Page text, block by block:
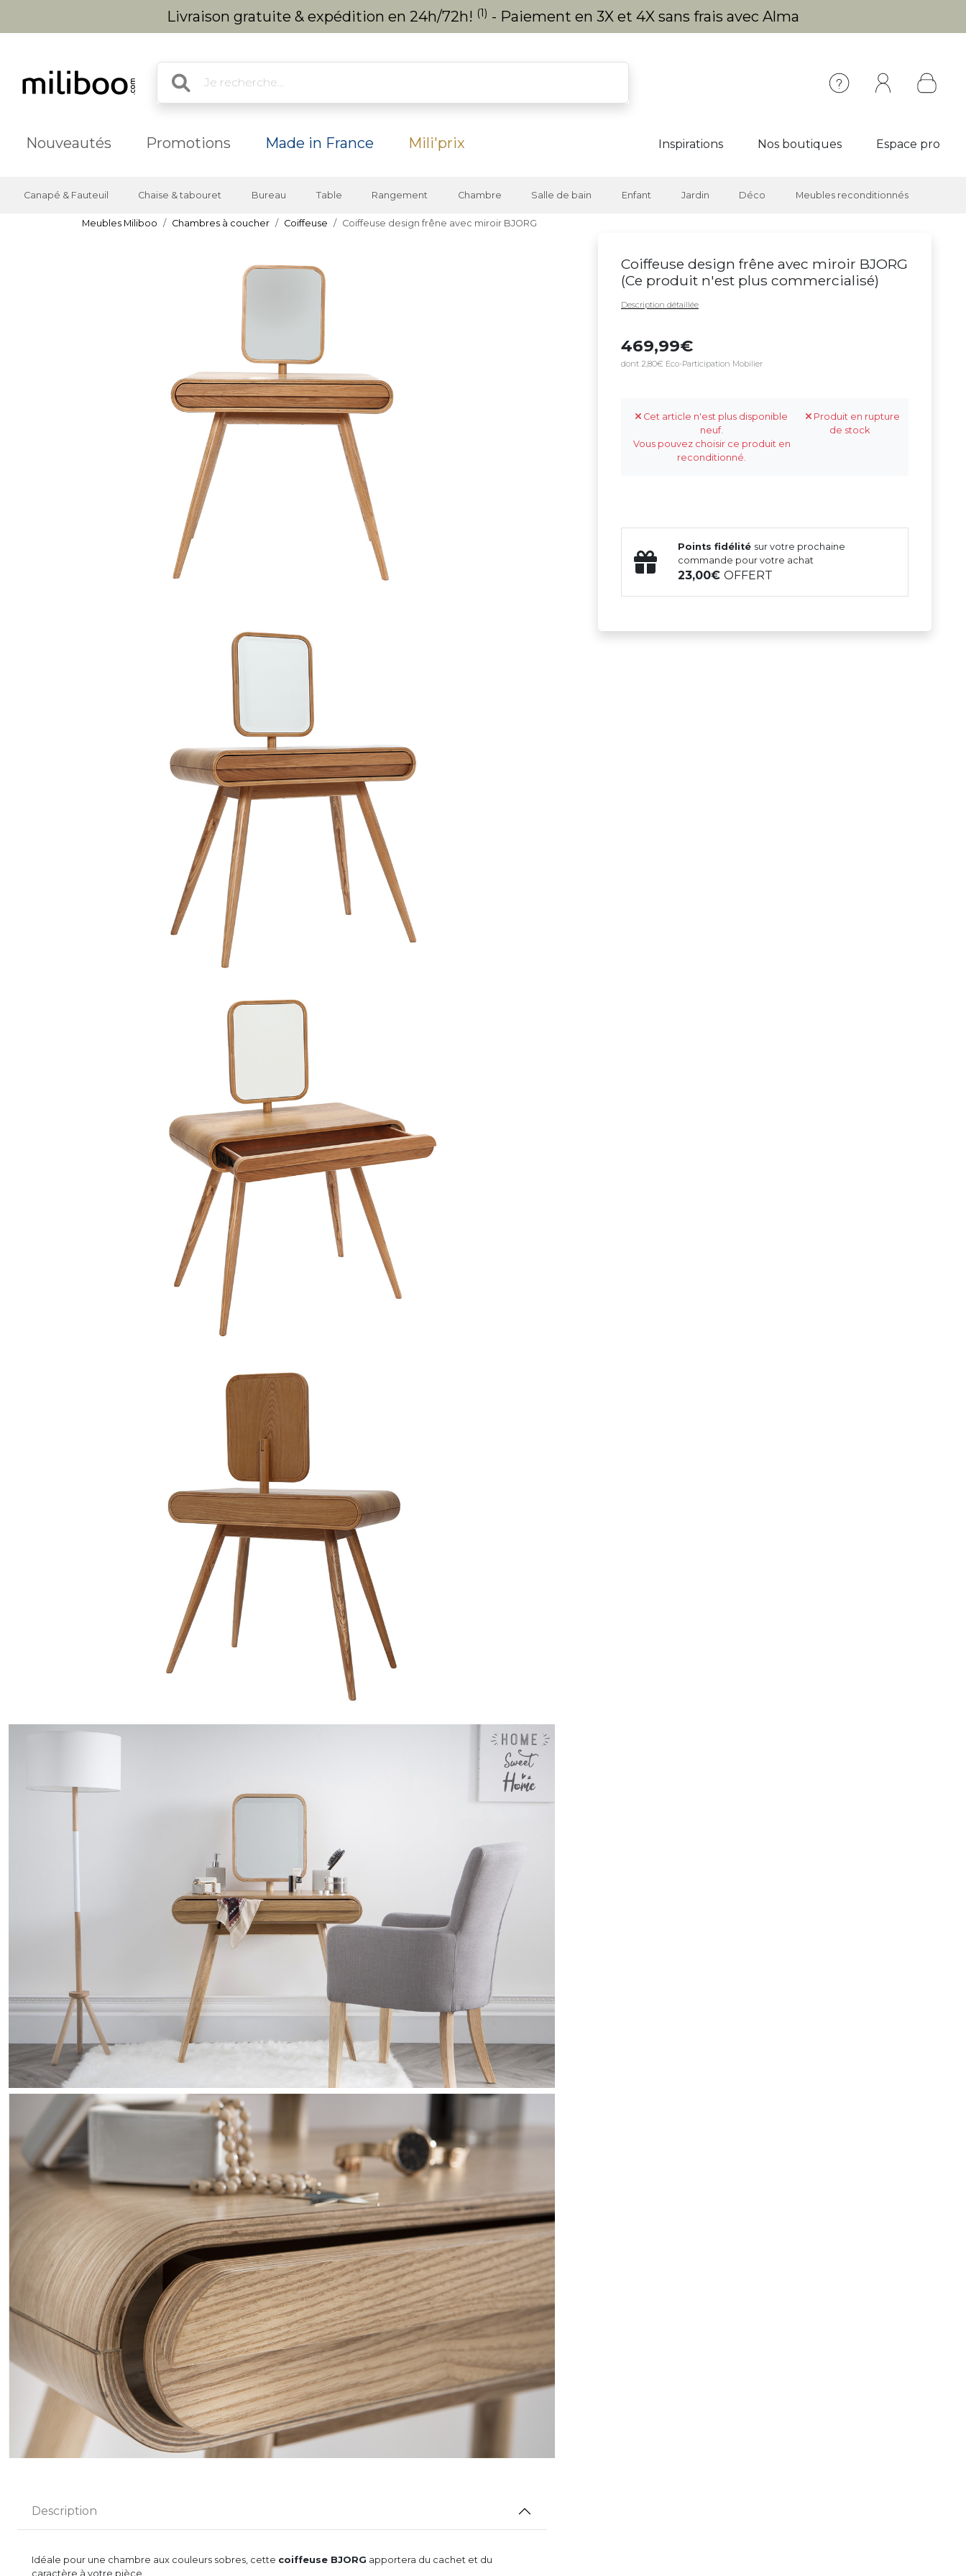
Livraison gratuite & expédition en 24h/72h! (1) - Paiement en 3X et 4X sans frais avec Alma
Nouveautés Promotions Made in France Mili'prix Inspirations Nos boutiques Espace pro
Canapé & Fauteuil Chaise & tabouret Bureau Table Rangement Chambre Salle de bain Enfant Jardin Déco Meubles reconditionnés
Meubles Miliboo Chambres à coucher Coiffeuse Coiffeuse design frêne avec miroir BJORG
Coiffeuse design frêne avec miroir BJORG
(Ce produit n'est plus commercialisé)
Description détaillée
469,99
dont 2,80€ Eco-Participation Mobilier
Cet article n'est plus disponible
neuf.
Vous pouvez choisir ce produit en
reconditionné.
Produit en rupture
de stock
Points fidélité sur votre prochaine
commande pour votre achat
23,00OFFERT
Description
Idéale pour une chambre aux couleurs sobres, cette coiffeuse BJORG apportera du cachet et du
caractère à votre pièce.